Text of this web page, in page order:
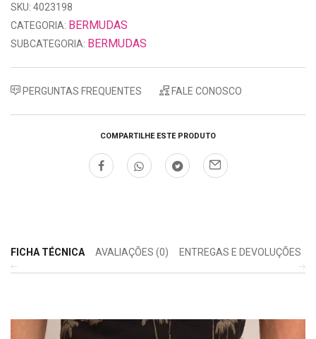
SKU: 4023198
CATEGORIA: BERMUDAS
SUBCATEGORIA: BERMUDAS
PERGUNTAS FREQUENTES FALE CONOSCO
COMPARTILHE ESTE PRODUTO
FICHA TÉCNICA AVALIAÇÕES (0) ENTREGAS E DEVOLUÇÕES